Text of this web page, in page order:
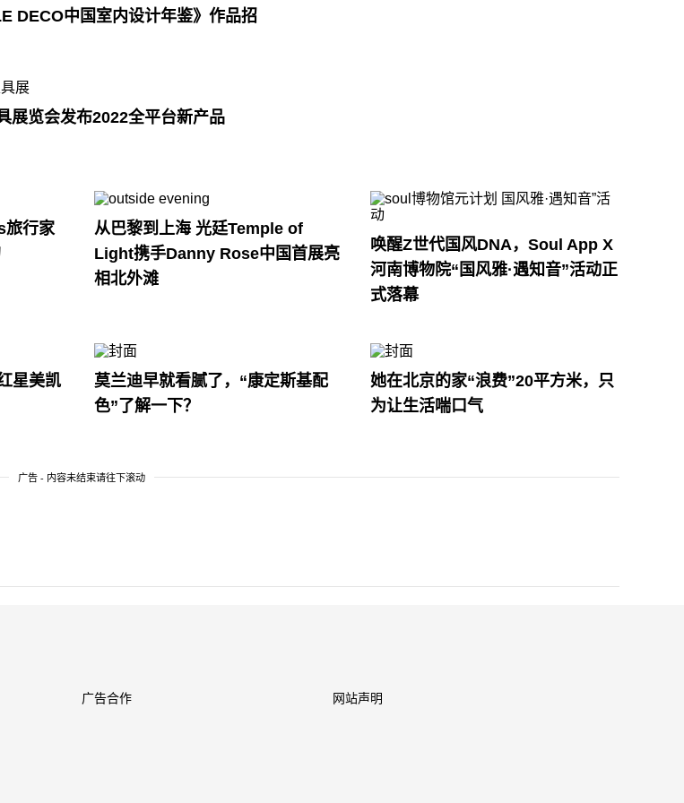
DECO中国室内设计年鉴》作品招
展览会发布2022全平台新产品
旅行家
从巴黎到上海 光廷Temple of
Light携手Danny Rose中国首展亮
相北外滩
唤醒Z世代国风DNA，Soul App X
河南博物院“国风雅·遇知音”活动正
式落幕
星美凯
莫兰迪早就看腻了，“康定斯基配
色”了解一下？
她在北京的家“浪费”20平方米，只
为让生活喘口气
广告 - 内容未结束请往下滚动
广告合作 网站声明